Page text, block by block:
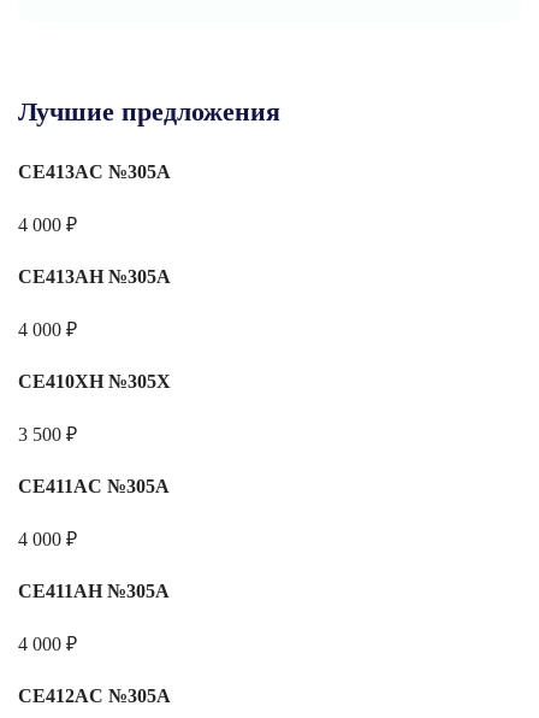
Лучшие предложения
CE413AC №305A
4 000 ₽
CE413AH №305A
4 000 ₽
CE410XH №305X
3 500 ₽
CE411AC №305A
4 000 ₽
CE411AH №305A
4 000 ₽
CE412AC №305A